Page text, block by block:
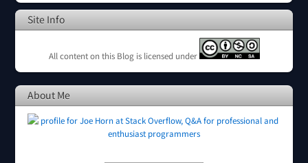
Site Info
All content on this Blog is licensed under
About Me